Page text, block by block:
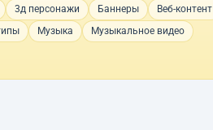
3д персонажи Баннеры Веб-контент
Музыка
Музыкальное видео